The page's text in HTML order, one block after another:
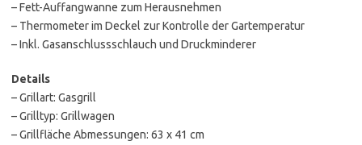
– Fett-Auffangwanne zum Herausnehmen
– Thermometer im Deckel zur Kontrolle der Gartemperatur
– Inkl. Gasanschlussschlauch und Druckminderer
Details
– Grillart: Gasgrill
– Grilltyp: Grillwagen
– Grillfläche Abmessungen: 63 x 41 cm